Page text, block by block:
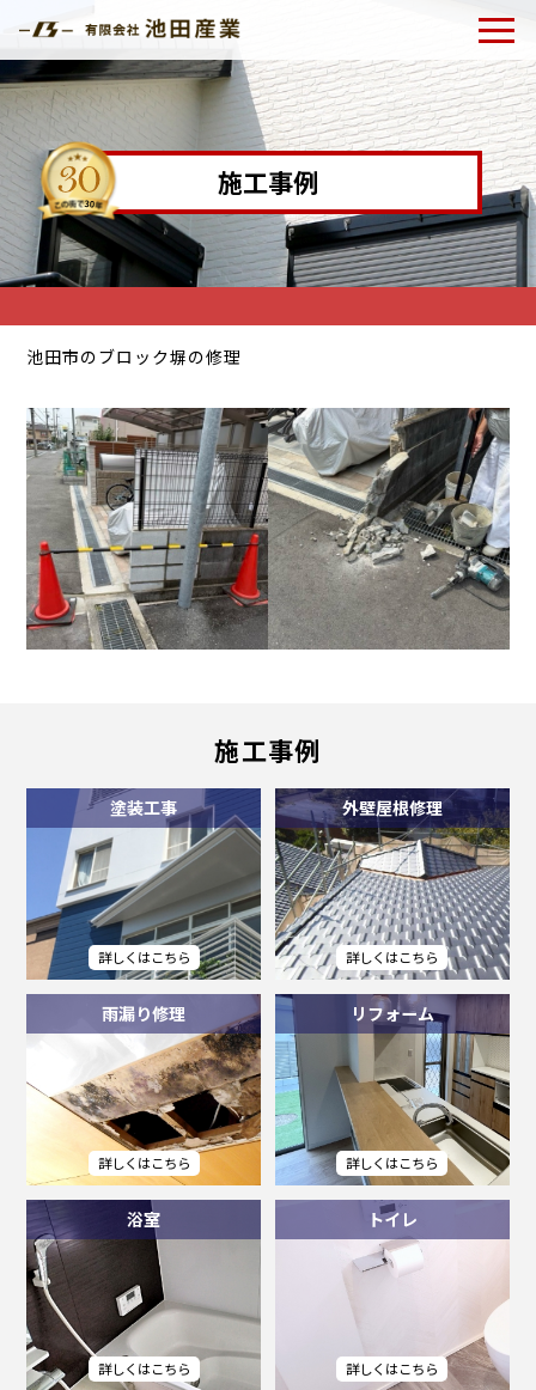
施工事例
池田市のブロック塀の修理
施工事例
塗装工事 外壁屋根修理
雨漏り修理 リフォーム
浴室 トイレ